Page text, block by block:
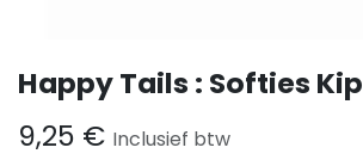
Happy Tails : Softies Kip
9,25 € Inclusief btw